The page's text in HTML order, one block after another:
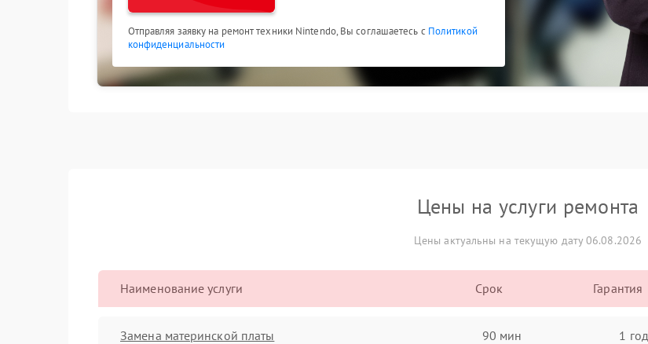
Отправляя заявку на ремонт техники Nintendo, Вы соглашаетесь с Политикой
конфиденциальности
Цены на услуги ремонта
Цены актуальны на текущую дату 06.08.2026
Наименование услуги Срок Гарантия
Замена материнской платы 90 мин 1 год